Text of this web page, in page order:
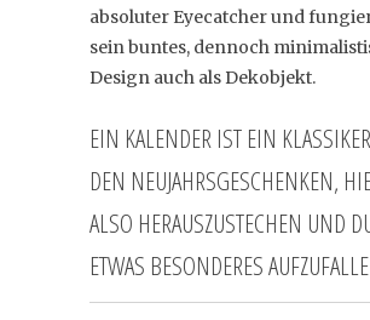
absoluter Eyecatcher und
sein buntes, dennoch
Design auch als Dekobjekt.
EIN KALENDER IST EIN
DEN NEUJAHRSGESCHENKEN,
ALSO HERAUSZUSTECHEN UND
ETWAS BESONDERES